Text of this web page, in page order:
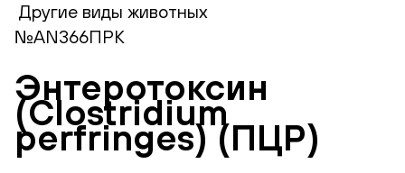
Другие виды животных
№AN366ПРК
Энтеротоксин
(Clostridium
perfringes) (ПЦР)